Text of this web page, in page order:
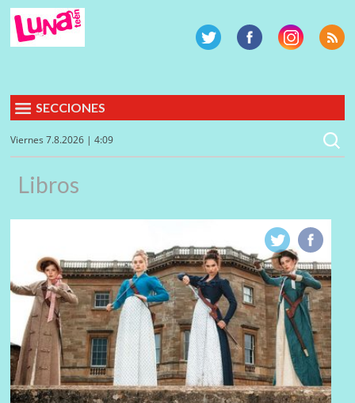
SECCIONES
Viernes 7.8.2026 | 4:09
Libros